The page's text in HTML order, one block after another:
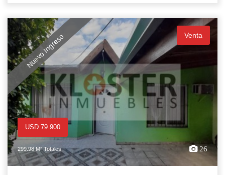
Nuevo Ingreso Venta
USD 79.900
299.98 M² Totales 26